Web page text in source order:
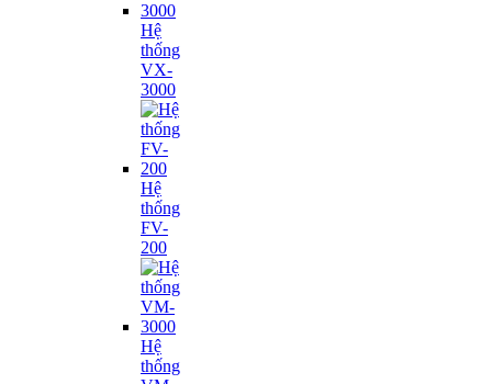
Hệ
thống
VX-
3000
Hệ
thống
FV-
200
Hệ
thống